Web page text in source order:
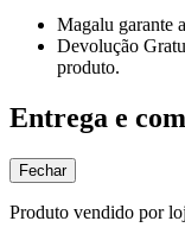
Magalu garante
Devolução
produto.
Entrega e
Fechar
Produto vendido por